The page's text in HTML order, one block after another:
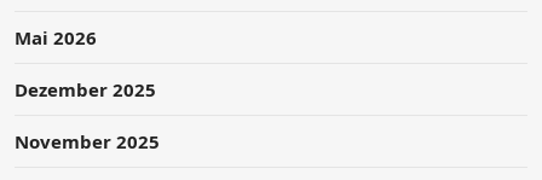
Mai 2026
Dezember 2025
November 2025